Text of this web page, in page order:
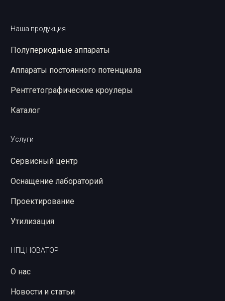
Наша продукция
Полупериодные аппараты
Аппараты постоянного потенциала
Рентгетографические кроулеры
Каталог
Услуги
Сервисный центр
Оснащение лабораторий
Проектирование
Утилизация
НПЦ НОВАТОР
О нас
Новости и статьи